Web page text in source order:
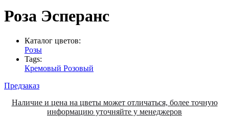
Роза Эсперанс
Каталог цветов:
Розы
Tags:
Кремовый Розовый
Предзаказ
Наличие и цена на цветы может отличаться, более точную
информацию уточняйте у менеджеров